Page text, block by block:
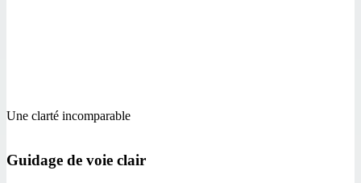
Une clarté incomparable
Guidage de voie clair